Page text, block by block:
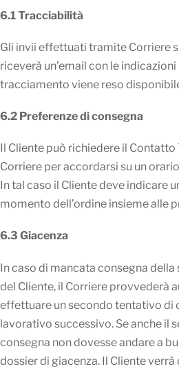
6.1 Tracciabilità
Gli invii effettuati tramite Corriere
riceverà un’email con le
tracciamento viene reso
6.2 Preferenze di consegna
Il Cliente può richiedere il
Corriere per accordarsi su un
In tal caso il Cliente deve indicare
momento dell’ordine insieme alle
6.3 Giacenza
In caso di mancata consegna della
del Cliente, il Corriere provvederà
effettuare un secondo tentativo di
lavorativo successivo. Se anche il
consegna non dovesse andare a
dossier di giacenza. Il Cliente